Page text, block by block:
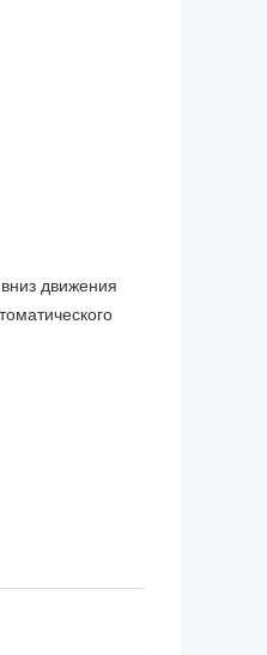
движения